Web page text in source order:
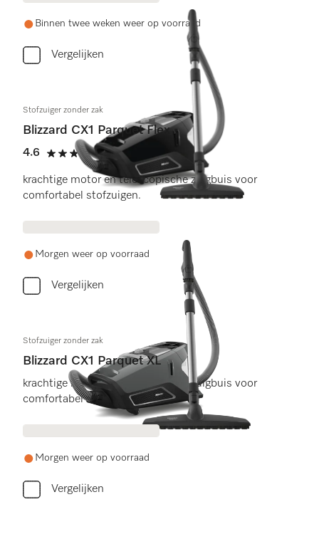
Binnen twee weken weer op voorraad
Vergelijken
Stofzuiger zonder zak
Blizzard CX1 Parquet Flex
4.6
4.6 sterren op 5
(5 beoordelingen)
krachtige motor en telescopische zuigbuis voor
comfortabel stofzuigen.
Morgen weer op voorraad
Vergelijken
Stofzuiger zonder zak
Blizzard CX1 Parquet XL
krachtige motor en telescopische zuigbuis voor
comfortabel stofzuigen.
Morgen weer op voorraad
Vergelijken